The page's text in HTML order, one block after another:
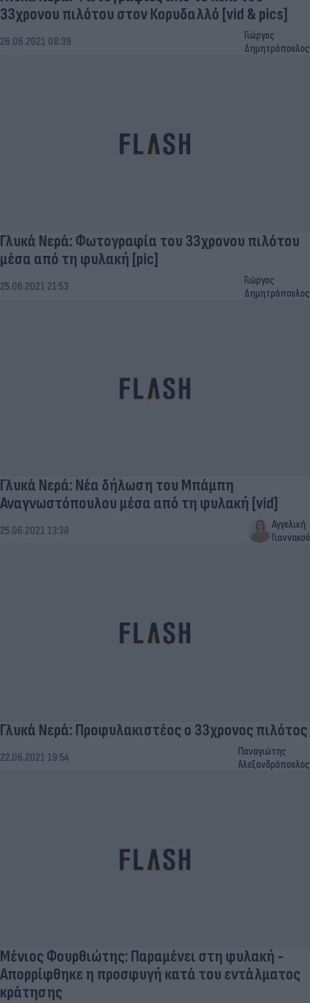
33χρονου πιλότου στον Κορυδαλλό [vid & pics]
26.06.2021 08:39
Γιώργος
Δημητρόπουλος
Γλυκά Νερά: Φωτογραφία του 33χρονου πιλότου
μέσα από τη φυλακή [pic]
25.06.2021 21:53
Γιώργος
Δημητρόπουλος
Γλυκά Νερά: Νέα δήλωση του Μπάμπη
Αναγνωστόπουλου μέσα από τη φυλακή [vid]
25.06.2021 13:38
Αγγελική
Γιαννακού
Γλυκά Νερά: Προφυλακιστέος ο 33χρονος πιλότος
22.06.2021 19:54
Παναγιώτης
Αλεξανδρόπουλος
Μένιος Φουρθιώτης: Παραμένει στη φυλακή -
Απορρίφθηκε η προσφυγή κατά του εντάλματος
κράτησης